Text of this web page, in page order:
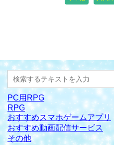
PC用RPG
RPG
おすすめスマホゲームアプリ
おすすめ動画配信サービス
その他